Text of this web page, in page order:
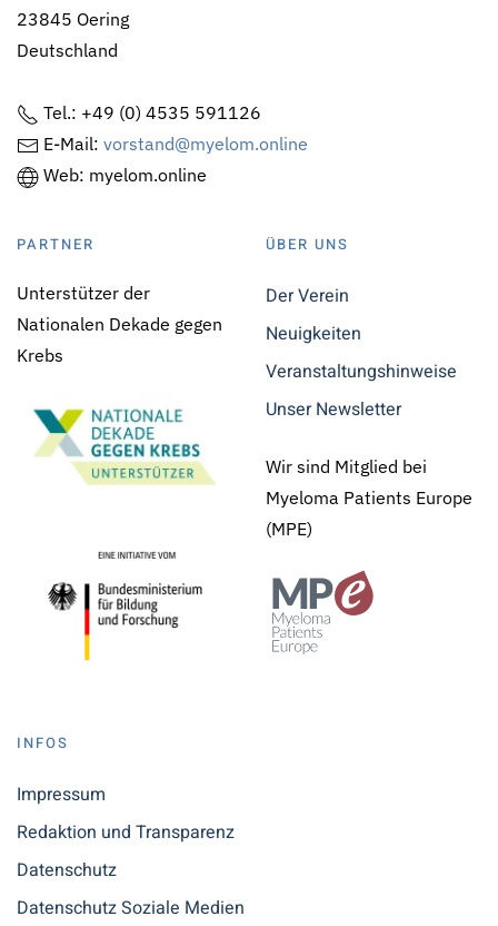
23845 Oering
Deutschland
Tel.: +49 (0) 4535 591126
E-Mail: vorstand@myelom.online
Web: myelom.online
PARTNER
Unterstützer der
Nationalen Dekade gegen
Krebs
ÜBER UNS
Der Verein
Neuigkeiten
Veranstaltungshinweise
Unser Newsletter
Wir sind Mitglied bei
Myeloma Patients Europe
(MPE)
INFOS
Impressum
Redaktion und Transparenz
Datenschutz
Datenschutz Soziale Medien